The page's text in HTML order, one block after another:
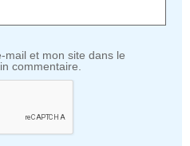
mail et mon site dans le
commentaire.